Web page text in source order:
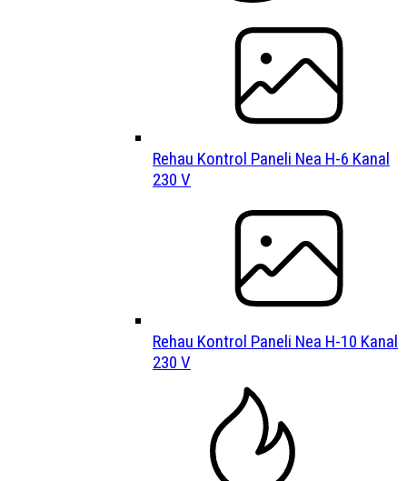
Rehau Kontrol Paneli Nea H-6 Kanal
230 V
Rehau Kontrol Paneli Nea H-10 Kanal
230 V